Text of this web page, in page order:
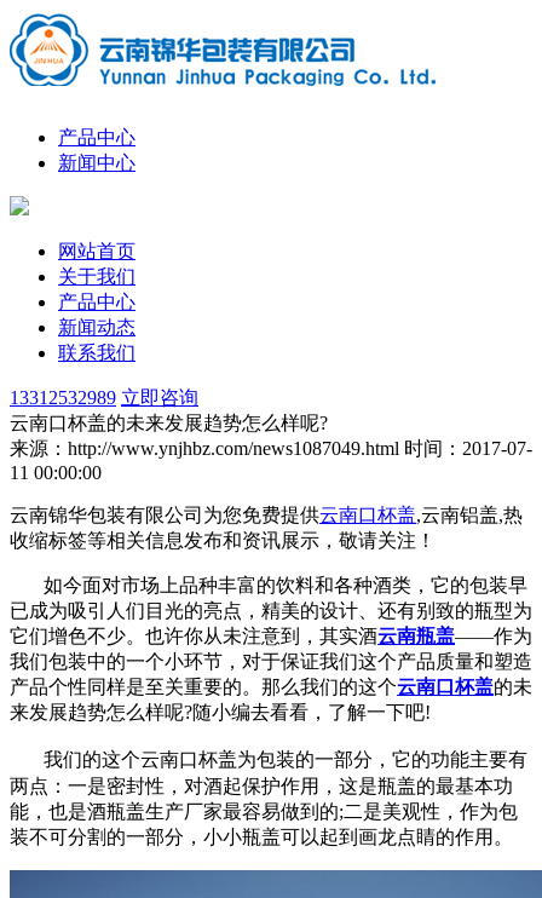
产品中心
新闻中心
网站首页
关于我们
产品中心
新闻动态
联系我们
13312532989 立即咨询
云南口杯盖的未来发展趋势怎么样呢?
来源：http://www.ynjhbz.com/news1087049.html 时间：2017-07-
11 00:00:00
云南锦华包装有限公司为您免费提供云南口杯盖,云南铝盖,热
收缩标签等相关信息发布和资讯展示，敬请关注！
如今面对市场上品种丰富的饮料和各种酒类，它的包装早
已成为吸引人们目光的亮点，精美的设计、还有别致的瓶型为
它们增色不少。也许你从未注意到，其实酒云南瓶盖——作为
我们包装中的一个小环节，对于保证我们这个产品质量和塑造
产品个性同样是至关重要的。那么我们的这个云南口杯盖的未
来发展趋势怎么样呢?随小编去看看，了解一下吧!
我们的这个云南口杯盖为包装的一部分，它的功能主要有
两点：一是密封性，对酒起保护作用，这是瓶盖的最基本功
能，也是酒瓶盖生产厂家最容易做到的;二是美观性，作为包
装不可分割的一部分，小小瓶盖可以起到画龙点睛的作用。